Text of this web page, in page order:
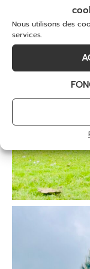
Nous utilisons des
services.